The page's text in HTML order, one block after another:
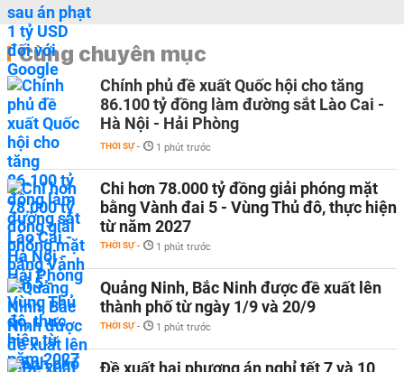
Cùng chuyên mục
Chính phủ đề xuất Quốc hội cho tăng
86.100 tỷ đồng làm đường sắt Lào Cai -
Hà Nội - Hải Phòng
THỜI SỰ - 1 phút trước
Chi hơn 78.000 tỷ đồng giải phóng mặt
bằng Vành đai 5 - Vùng Thủ đô, thực hiện
từ năm 2027
THỜI SỰ - 1 phút trước
Quảng Ninh, Bắc Ninh được đề xuất lên
thành phố từ ngày 1/9 và 20/9
THỜI SỰ - 1 phút trước
Đề xuất hai phương án nghỉ tết 7 và 10